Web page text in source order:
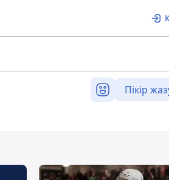
Пікір